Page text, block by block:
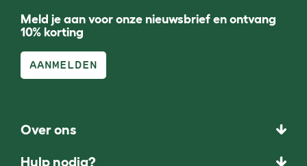
Meld je aan voor onze nieuwsbrief en ontvang
10% korting
AANMELDEN
Over ons
Hulp nodig?